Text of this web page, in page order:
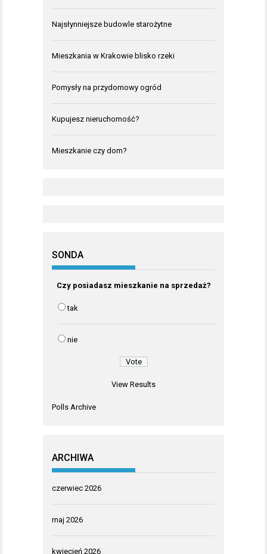
Najsłynniejsze budowle starożytne
Mieszkania w Krakowie blisko rzeki
Pomysły na przydomowy ogród
Kupujesz nieruchomość?
Mieszkanie czy dom?
SONDA
Czy posiadasz mieszkanie na sprzedaż?
tak
nie
View Results
Polls Archive
ARCHIWA
czerwiec 2026
maj 2026
kwiecień 2026